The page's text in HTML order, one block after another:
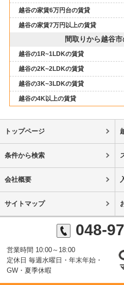
越谷の家賃6万円台の賃貸
越谷の家賃7万円以上の賃貸
間取りから越谷
越谷の1R~1LDKの賃貸
越谷の2K~2LDKの賃貸
越谷の3K~3LDKの賃貸
越谷の4K以上の賃貸
トップページ
条件から検索
会社概要
サイトマップ
048-
営業時間 10:00～18:00
定休日 毎週水曜日・年末年始・
GW・夏季休暇